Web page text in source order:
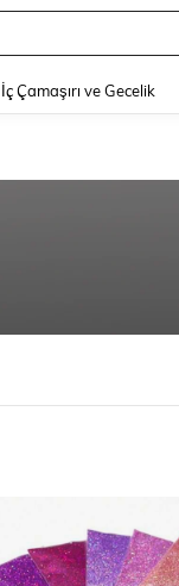
İç Çamaşırı ve Gecelik